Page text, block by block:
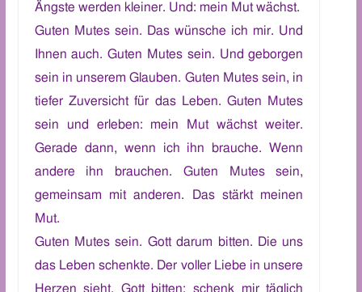
Ängste werden kleiner. Und: mein Mut wächst.
Guten Mutes sein. Das wünsche ich mir. Und
Ihnen auch. Guten Mutes sein. Undgeborgen
sein in unserem Glauben. Guten Mutes sein, in
tiefer Zuversichtfür das Leben.Guten Mutes
sein und erleben: mein Mutwächstweiter.
Gerade dann, wenn ich ihn brauche.Wenn
andere ihn brauchen. Guten Mutes sein,
gemeinsam mit anderen. Das stärkt meinen
Mut.
Guten Mutes sein. Gott darum bitten. Die uns
das Leben schenkte. Der voller Liebe in unsere
Herzensieht. Gott bitten:schenk mirtäglich